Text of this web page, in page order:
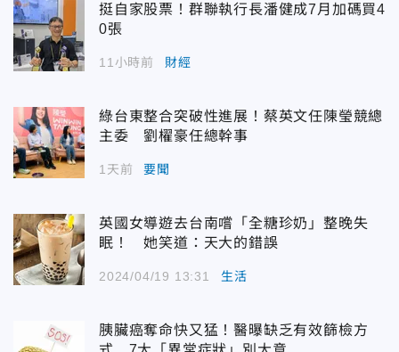
挺自家股票！群聯執行長潘健成7月加碼買4
0張
11小時前 財經
綠台東整合突破性進展！蔡英文任陳瑩競總
主委 劉櫂豪任總幹事
1天前 要聞
英國女導遊去台南嚐「全糖珍奶」整晚失
眠！ 她笑道：天大的錯誤
2024/04/19 13:31 生活
胰臟癌奪命快又猛！醫曝缺乏有效篩檢方